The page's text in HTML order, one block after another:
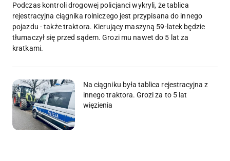
Podczas kontroli drogowej policjanci wykryli, że tablica
rejestracyjna ciągnika rolniczego jest przypisana do innego
pojazdu - także traktora. Kierujący maszyną 59-latek będzie
tłumaczył się przed sądem. Grozi mu nawet do 5 lat za
kratkami.
Na ciągniku była tablica rejestracyjna z
innego traktora. Grozi za to 5 lat
więzienia